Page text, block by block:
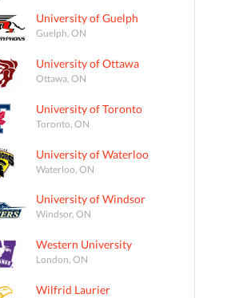
University of Guelph
Guelph, ON
University of Ottawa
Ottawa, ON
University of Toronto
Toronto, ON
University of Waterloo
Waterloo, ON
University of Windsor
Windsor, ON
Western University
London, ON
Wilfrid Laurier